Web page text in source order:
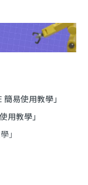
易使用教學」
用教學」
」